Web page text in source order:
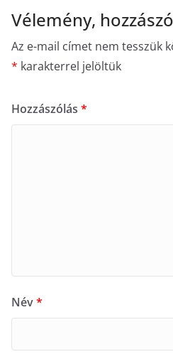
Vélemény,
Az e-mail címet nem tesszük
* karakterrel jelöltük
Hozzászólás *
Név*